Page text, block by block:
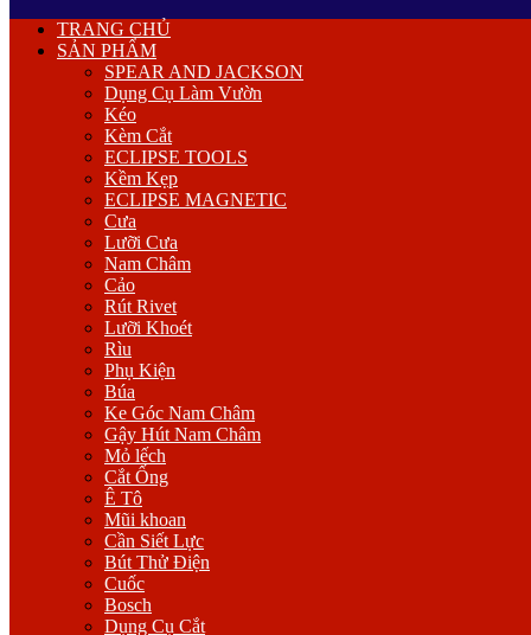
Primary
Menu
TRANG CHỦ
SẢN PHẨM
SPEAR AND JACKSON
Dụng Cụ Làm Vườn
Kéo
Kèm Cắt
ECLIPSE TOOLS
Kềm Kẹp
ECLIPSE MAGNETIC
Cưa
Lưỡi Cưa
Nam Châm
Cảo
Rút Rivet
Lưỡi Khoét
Rìu
Phụ Kiện
Búa
Ke Góc Nam Châm
Gậy Hút Nam Châm
Mỏ lếch
Cắt Ống
Ê Tô
Mũi khoan
Cần Siết Lực
Bút Thử Điện
Cuốc
Bosch
Dụng Cụ Cắt